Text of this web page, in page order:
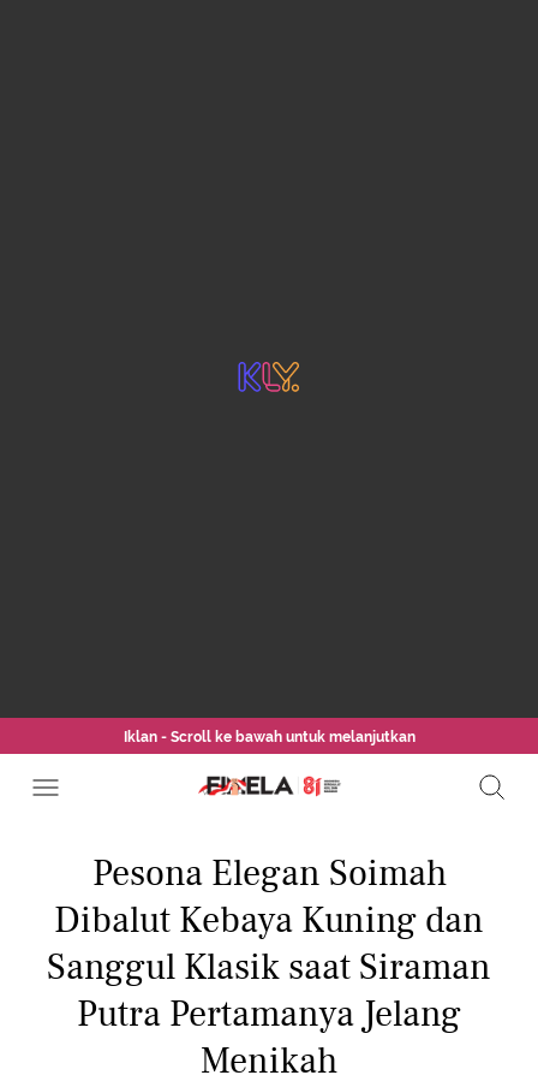
Iklan - Scroll ke bawah untuk melanjutkan
Pesona Elegan Soimah
Dibalut Kebaya Kuning dan
Sanggul Klasik saat Siraman
Putra Pertamanya Jelang
Menikah